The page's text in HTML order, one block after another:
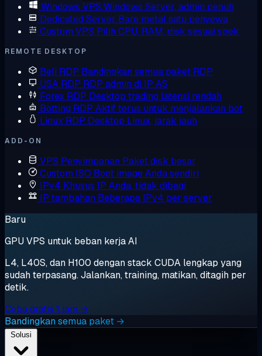
Windows VPS Windows Server, admin penuh
Dedicated Server Bare metal satu penyewa
Custom VPS Pilih CPU, RAM, disk sesuai spek
REMOTE DESKTOP
Beli RDP Bandingkan semua paket RDP
USA RDP RDP admin di IP AS
Forex RDP Desktop trading latensi rendah
Botting RDP Aktif terus untuk menjalankan bot
Linux RDP Desktop Linux, jarak jauh
ADD-ON
VPS Penyimpanan Paket disk besar
Custom ISO Boot image Anda sendiri
IPv4 Khusus IP Anda, tidak dibagi
IP tambahan Beberapa IPv4 per server
Baru
GPU VPS untuk beban kerja AI
L4, L40S, dan H100 dengan stack CUDA lengkap yang
sudah terpasang. Jalankan, training, matikan, ditagih per
detik.
Coba gratis 1 jam →
Bandingkan semua paket →